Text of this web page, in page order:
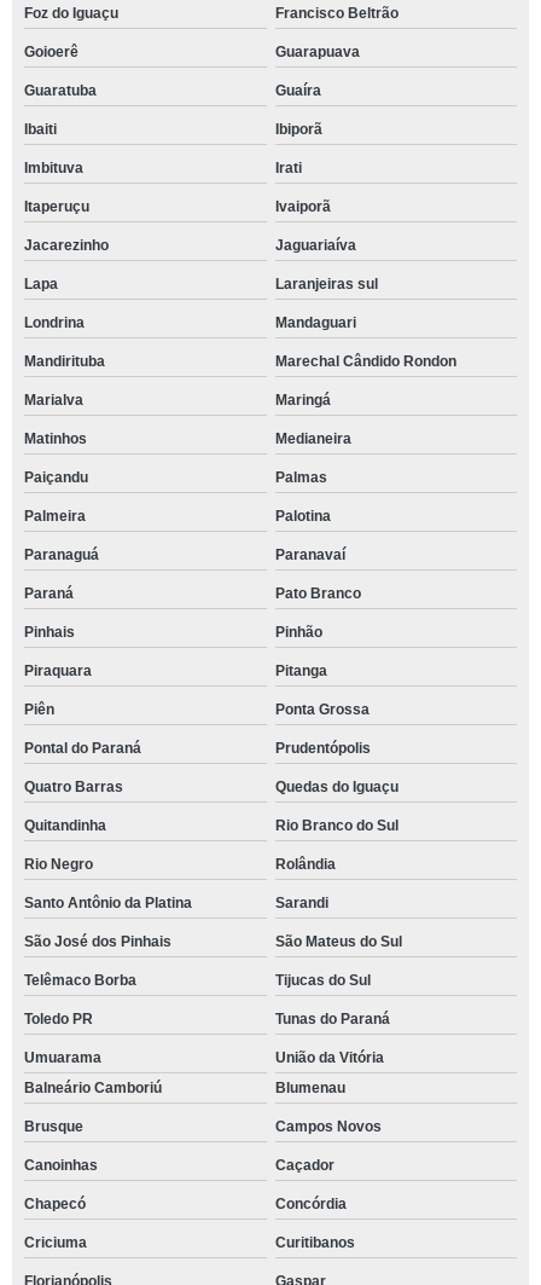
Foz do Iguaçu Francisco Beltrão
Goioerê Guarapuava
Guaratuba Guaíra
Ibaiti Ibiporã
Imbituva Irati
Itaperuçu Ivaiporã
Jacarezinho Jaguariaíva
Lapa Laranjeiras sul
Londrina Mandaguari
Mandirituba Marechal Cândido Rondon
Marialva Maringá
Matinhos Medianeira
Paiçandu Palmas
Palmeira Palotina
Paranaguá Paranavaí
Paraná Pato Branco
Pinhais Pinhão
Piraquara Pitanga
Piên Ponta Grossa
Pontal do Paraná Prudentópolis
Quatro Barras Quedas do Iguaçu
Quitandinha Rio Branco do Sul
Rio Negro Rolândia
Santo Antônio da Platina Sarandi
São José dos Pinhais São Mateus do Sul
Telêmaco Borba Tijucas do Sul
Toledo PR Tunas do Paraná
Umuarama
União da Vitória
Balneário Camboriú
Blumenau
Brusque Campos Novos
Canoinhas Caçador
Chapecó Concórdia
Criciuma Curitibanos
Florianópolis Gaspar